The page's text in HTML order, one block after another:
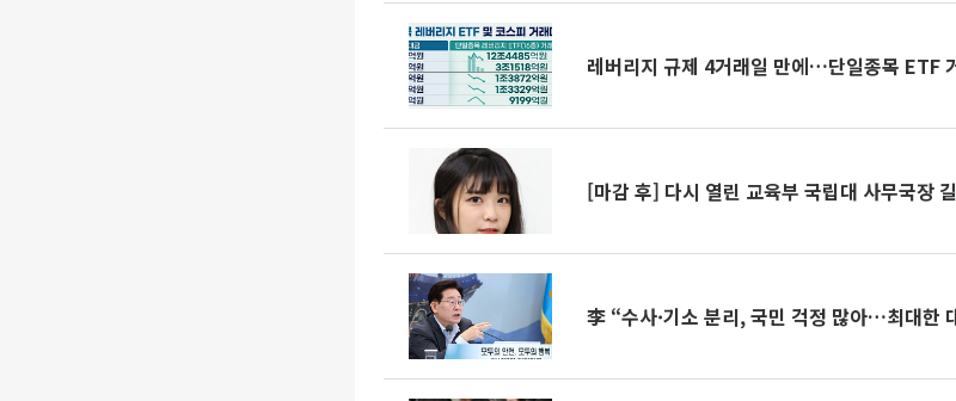
레버리지 규제 4거래일 만에…단일종목 ETF
[마감 후] 다시 열린 교육부 국립대 사무국장 길
李 “수사·기소 분리, 국민 걱정 많아…최대한